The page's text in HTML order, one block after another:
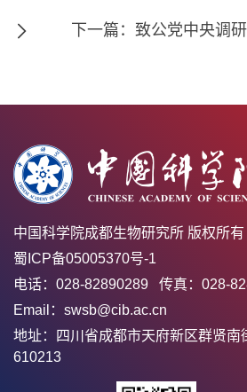
下一篇：致公党中央调
中国科学院成都生物研究所 版权所有
蜀ICP备05005370号-1
电话：028-82890289 传真：028-
Email：swsb@cib.ac.cn
地址：四川省成都市天府新区群贤南
610213